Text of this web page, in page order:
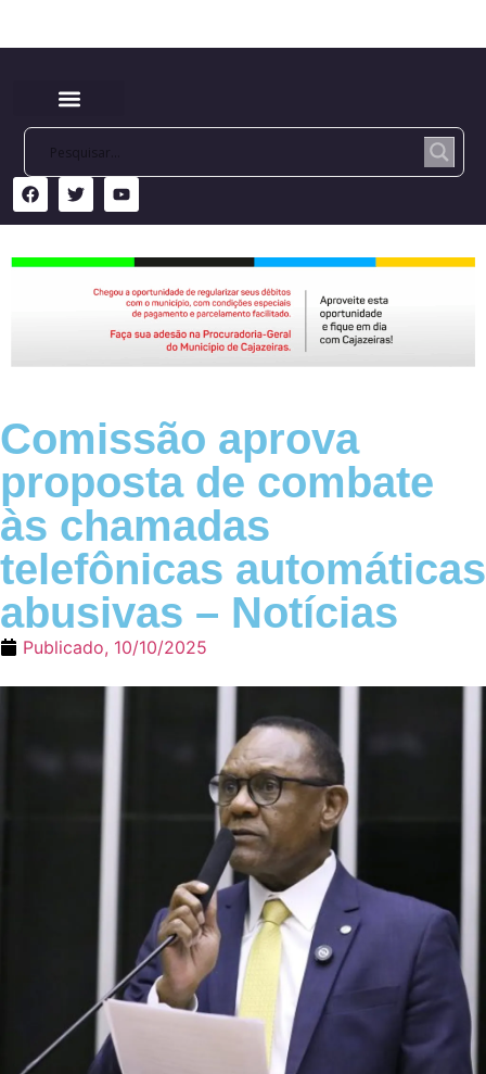
Comissão aprova
proposta de combate
às chamadas
telefônicas automáticas
abusivas – Notícias
Publicado, 10/10/2025